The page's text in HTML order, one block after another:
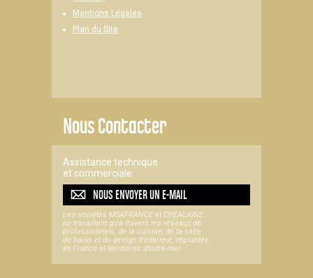
Mentions Légales
Plan du Site
Nous Contacter
Assistance technique
et commerciale
NOUS ENVOYER UNE-MAIL
Les sociétés MSAFRANCE et CREALIGNE
ne travaillent qu'à travers les réseaux de
professionnels, de la cuisine, de la salle
de bains et du design d'intérieur, implantés
en France et territoires d’outre-mer.